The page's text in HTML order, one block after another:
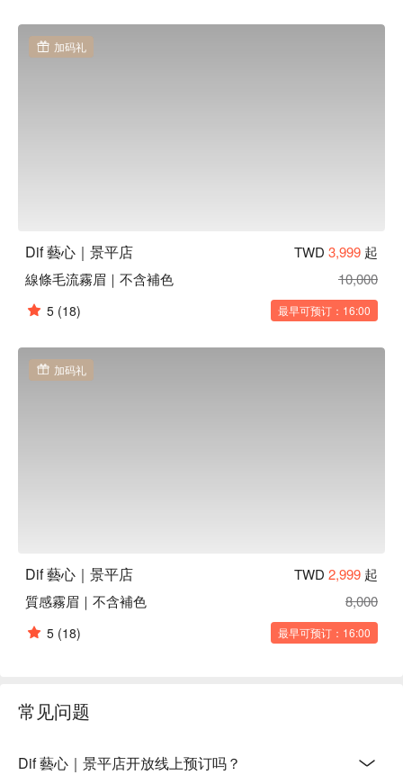
加码礼
Dif 藝心｜景平店 TWD 3,999 起
線條毛流霧眉｜不含補色
10,000
5 (18) 最早可预订：16:00
加码礼
Dif 藝心｜景平店 TWD 2,999 起
質感霧眉｜不含補色
8,000
5 (18) 最早可预订：16:00
常见问题
Dif 藝心｜景平店开放线上预订吗？